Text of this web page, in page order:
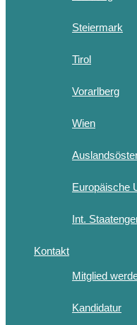
Steiermark
Tirol
Vorarlberg
Wien
Europäische
Int.
Kontakt
Mitglied
Kandidatur